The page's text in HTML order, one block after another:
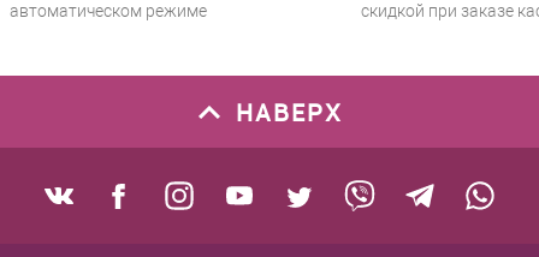
автоматическом режиме
скидкой при заказе
НАВЕРХ